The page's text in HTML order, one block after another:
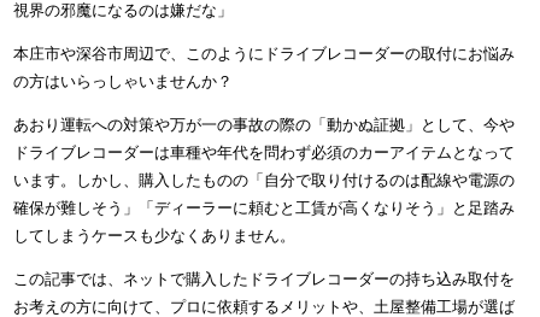
視界の邪魔になるのは嫌だな」
本庄市や深谷市周辺で、このようにドライブレコーダーの取付にお悩み
の方はいらっしゃいませんか？
あおり運転への対策や万が一の事故の際の「動かぬ証拠」として、今や
ドライブレコーダーは車種や年代を問わず必須のカーアイテムとなって
います。しかし、購入したものの「自分で取り付けるのは配線や電源の
確保が難しそう」「ディーラーに頼むと工賃が高くなりそう」と足踏み
してしまうケースも少なくありません。
この記事では、ネットで購入したドライブレコーダーの持ち込み取付を
お考えの方に向けて、プロに依頼するメリットや、土屋整備工場が選ば